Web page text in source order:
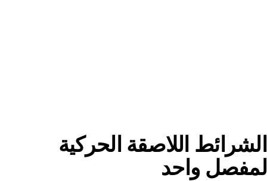
الشرائط اللاصقة الحركية
لمفصل واحد